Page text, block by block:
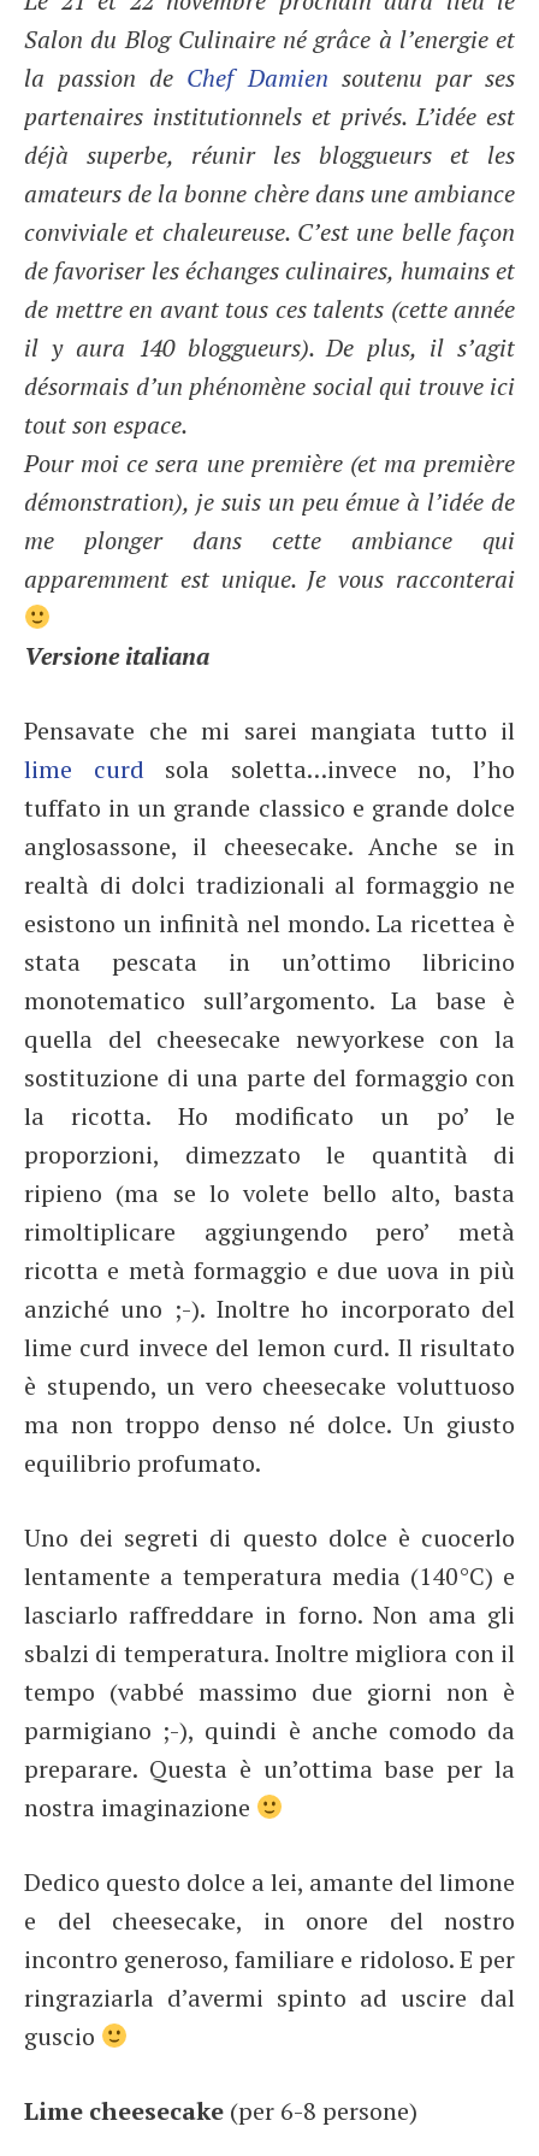
Salon du Blog Culinaire né grâce à l’energie et
la passion de Chef Damien soutenu par ses
partenaires institutionnels et privés. L’idée est
déjà superbe, réunir les bloggueurs et les
amateurs de la bonne chère dans une ambiance
conviviale et chaleureuse. C’est une belle façon
de favoriser les échanges culinaires, humains et
de mettre en avant tous ces talents (cette année
il y aura 140 bloggueurs). De plus, il s’agit
désormais d’un phénomène social qui trouve ici
tout son espace.
Pour moi ce sera une première (et ma première
démonstration), je suis un peu émue à l’idée de
me plonger dans cette ambiance qui
apparemment est unique. Je vous racconterai
Versione italiana
Pensavate che mi sarei mangiata tutto il
lime curd sola soletta…invece no, l’ho
tuffato in un grande classico e grande dolce
anglosassone, il cheesecake. Anche se in
realtà di dolci tradizionali al formaggio ne
esistono un infinità nel mondo. La ricettea è
stata pescata in un’ottimo libricino
monotematico sull’argomento. La base è
quella del cheesecake newyorkese con la
sostituzione di una parte del formaggio con
la ricotta. Ho modificato un po’ le
proporzioni, dimezzato le quantità di
ripieno (ma se lo volete bello alto, basta
rimoltiplicare aggiungendo pero’ metà
ricotta e metà formaggio e due uova in più
anziché uno ;-). Inoltre ho incorporato del
lime curd invece del lemon curd. Il risultato
è stupendo, un vero cheesecake voluttuoso
ma non troppo denso né dolce. Un giusto
equilibrio profumato.
Uno dei segreti di questo dolce è cuocerlo
lentamente a temperatura media (140°C) e
lasciarlo raffreddare in forno. Non ama gli
sbalzi di temperatura. Inoltre migliora con il
tempo (vabbé massimo due giorni non è
parmigiano ;-), quindi è anche comodo da
preparare. Questa è un’ottima base per la
nostra imaginazione
Dedico questo dolce a lei, amante del limone
e del cheesecake, in onore del nostro
incontro generoso, familiare e ridoloso. E per
ringraziarla d’avermi spinto ad uscire dal
guscio
Lime cheesecake (per 6-8 persone)